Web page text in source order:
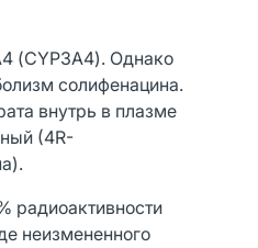
(CYP3A4). Однако
солифенацина.
внутрь в плазме
(4R-
радиоактивности
неизмененного